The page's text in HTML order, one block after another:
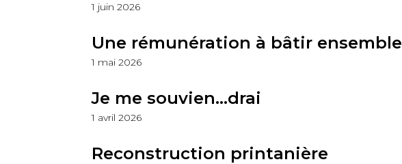
1 juin 2026
Une rémunération à bâtir ensemble
1 mai 2026
Je me souvien...drai
1 avril 2026
Reconstruction printanière